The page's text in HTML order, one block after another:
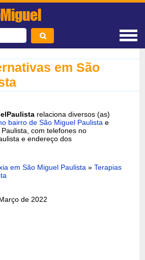
em São
relaciona diversos (as)
bairro de São Miguel Paulista e
com telefones no
e endereço dos
em São Miguel Paulista »Terapias
de 2022